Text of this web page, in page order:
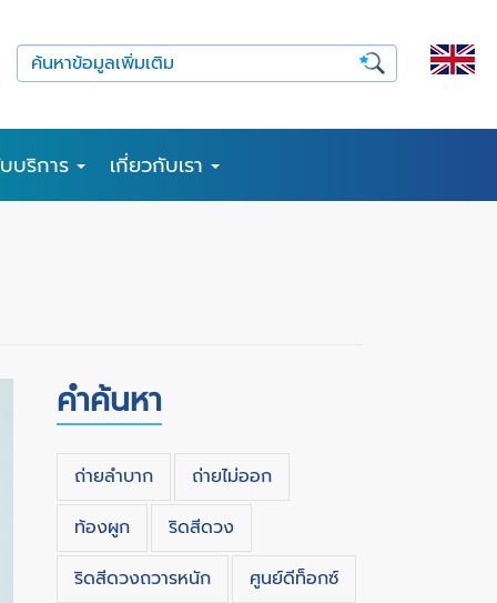
บริการ เกี่ยวกับเรา
คำค้นหา
ถ่ายลำบาก
ถ่ายไม่ออก
ท้องผูก
ริดสีดวง
ริดสีดวงถวารหนัก
ศูนย์ดีท็อกซ์